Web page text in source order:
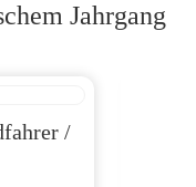
Jahrgang
/